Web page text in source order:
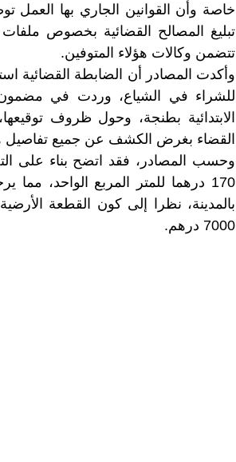
خاصة وأن القوانين الجاري بها العمل
تبليغ المصالح القضائية بخصوص
تتضمن وكالات هؤلاء المتوفين.
وأكدت المصادر أن الضابطة القضائية
للشراء في الشياع، وردت في
الابتدائية بطنجة، وحول ظروف
القضاء بغرض الكشف عن جميع تفاصيل
وحسب المصادر، فقد اتضح بناء على
170 درهما للمتر المربع الواحد،
بالمدينة، نظرا إلى كون القطعة
7000 درهم.